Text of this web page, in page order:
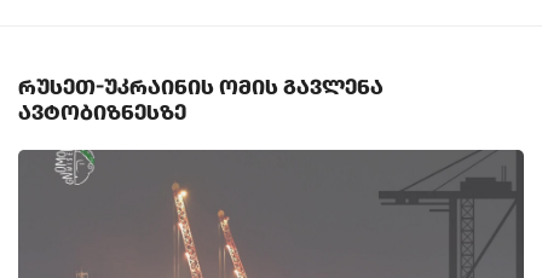
რუსეთ-უკრაინის ომის გავლენა
ავტობიზნესზე